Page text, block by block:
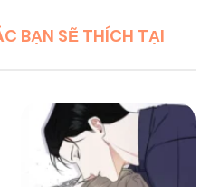
BẠN SẼ THÍCH TẠI